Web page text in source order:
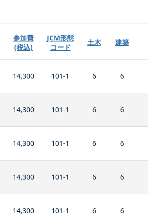
参加費
(税込)
JCM形態
コード
土木 建築
14,300 101-1 6 6
14,300 101-1 6 6
14,300 101-1 6 6
14,300 101-1 6 6
14,300 101-1 6 6